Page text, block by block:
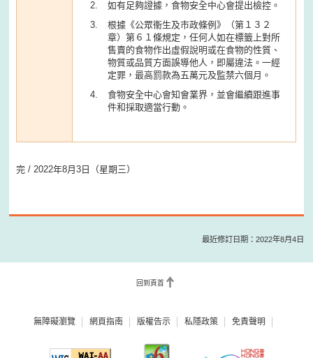
如有足夠證據，食物安全中心會提出檢控。
根據《公眾衞生及市政條例》（第１３２
章）第６１條規定，任何人如在標籤上對所
售賣的食物作出虛假說明或在食物的性質、
物質或品質方面誤導他人，即屬違法。一經
定罪，最高罰款為五萬元及監禁六個月。
食物安全中心會知會業界，並會繼續跟進事
件和採取適當行動。
完 / 2022年8月3日（星期三）
最近修訂日期：2022年8月4日
回到頁首
無障礙瀏覽 網頁指南 版權告示 私隱政策 免責聲明